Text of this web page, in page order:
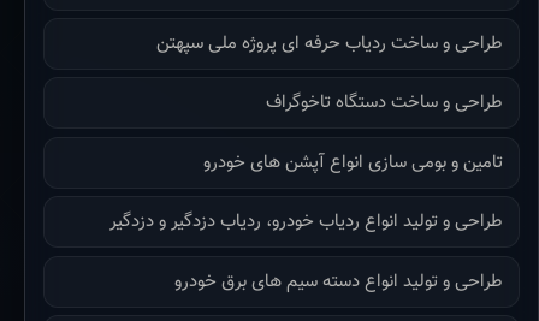
طراحی و ساخت ردیاب حرفه ای پروژه ملی سپهتن
طراحی و ساخت دستگاه تاخوگراف
تامین و بومی سازی انواع آپشن های خودرو
طراحی و تولید انواع ردیاب خودرو، ردیاب دزدگیر و دزدگیر
طراحی و تولید انواع دسته سیم های برق خودرو